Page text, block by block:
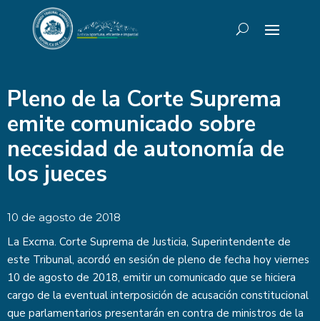
Pleno de la Corte Suprema
emite comunicado sobre
necesidad de autonomía de
los jueces
10 de agosto de 2018
La Excma. Corte Suprema de Justicia, Superintendente de
este Tribunal, acordó en sesión de pleno de fecha hoy viernes
10 de agosto de 2018, emitir un comunicado que se hiciera
cargo de la eventual interposición de acusación constitucional
que parlamentarios presentarán en contra de ministros de la